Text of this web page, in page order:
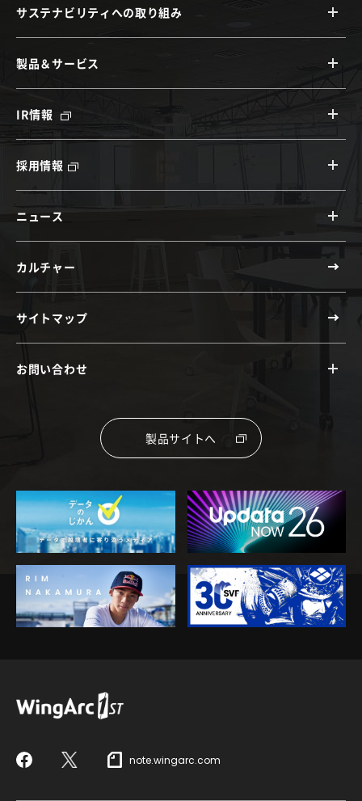
サステナビリティへの取り組み
製品＆サービス
IR情報
採用情報
ニュース
カルチャー
サイトマップ
お問い合わせ
製品サイトへ
FacebookX note.wingarc.com